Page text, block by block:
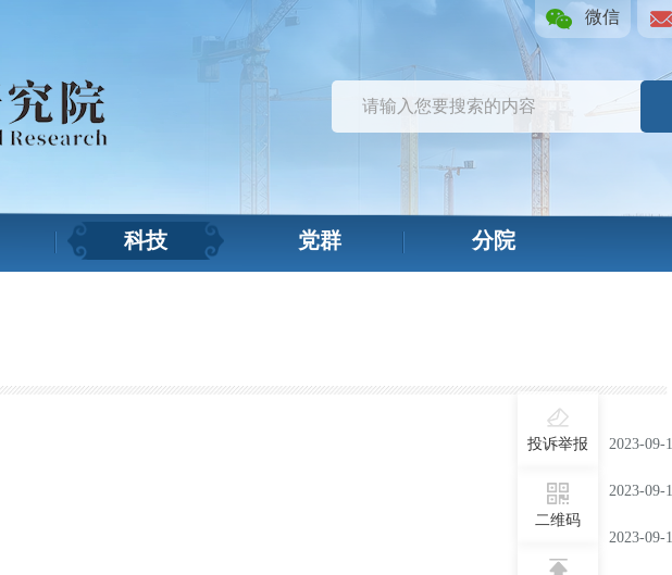
微信
科技 党群 分院
2023-09-
2023-09-
2023-09-
投诉举报
二维码